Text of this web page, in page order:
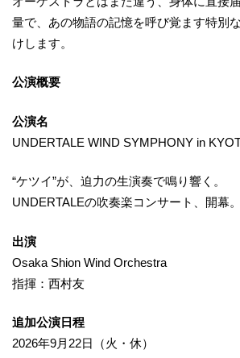
量で、あの物語の記憶を呼び覚ます特別
けします。
公演概要
公演名
UNDERTALE WIND SYMPHONY in
“ケツイ”が、迫力の生演奏で鳴り響く。
UNDERTALEの吹奏楽コンサート、開幕。
出演
Osaka Shion Wind Orchestra
指揮：西村友
追加公演日程
2026年9月22日（火・休）